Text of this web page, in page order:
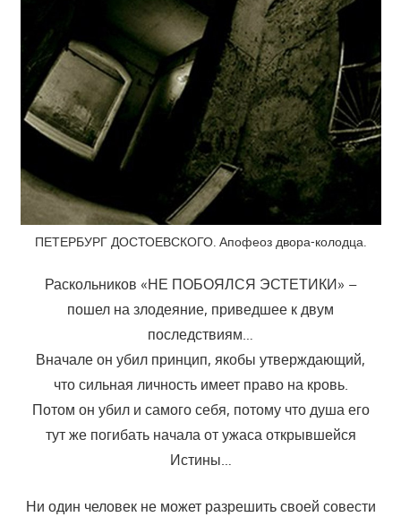
ПЕТЕРБУРГ ДОСТОЕВСКОГО. Апофеоз двора-колодца.
Раскольников «НЕ ПОБОЯЛСЯ ЭСТЕТИКИ» –
пошел на злодеяние, приведшее к двум
последствиям…
Вначале он убил принцип, якобы утверждающий,
что сильная личность имеет право на кровь.
Потом он убил и самого себя, потому что душа его
тут же погибать начала от ужаса открывшейся
Истины…
Ни один человек не может разрешить своей совести